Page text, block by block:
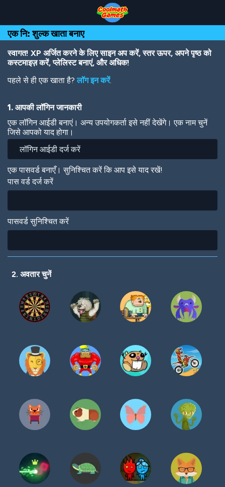
Top
of
Page
Navigation
Main
Content
Footer
main
content
एक नि: शुल्क खाता बनाए
स्वागत! XP अर्जित करने के लिए साइन अप करें, स्तर ऊपर, अपने पृष्ठ को
कस्टमाइज़ करें, प्लेलिस्ट बनाएं, और अधिक!
पहले से ही एक खाता है?लॉग इन करें.
1. आपकी लॉगिन जानकारी
एक लॉगिन आईडी बनाएं। अन्य उपयोगकर्ता इसे नहीं देखेंगे। एक नाम चुनें
जिसे आपको याद होगा।
एक पासवर्ड बनाएँ। सुनिश्चित करें कि आप इसे याद रखें!
पास वर्ड दर्ज करें
पासवर्ड सुनिश्चित करें
2. अवतार चुनें